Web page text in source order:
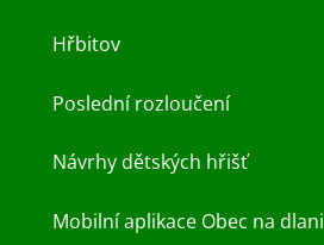
Hřbitov
Poslední rozloučení
Návrhy dětských hřišť
Mobilní aplikace Obec na dlani